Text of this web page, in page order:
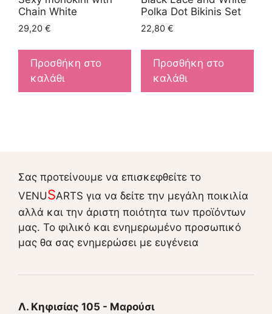
Chain White
29,20 €
Προσθήκη στο
καλάθι
Polka Dot Bikinis Set
22,80 €
Προσθήκη στο
καλάθι
Σας προτείνουμε να επισκεφθείτε το
VENUSARTS για να δείτε την μεγάλη ποικιλία
αλλά και την άριστη ποιότητα των προϊόντων
μας. Το φιλικό και ενημερωμένο προσωπικό
μας θα σας ενημερώσει με ευγένεια
Λ. Κηφισίας 105 - Μαρούσι